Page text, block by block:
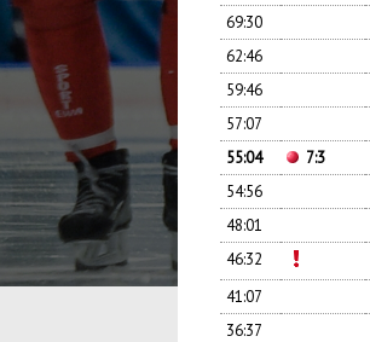
69:30
62:46
59:46
57:07
55:04
7:3
54:56
48:01
46:32
41:07
36:37